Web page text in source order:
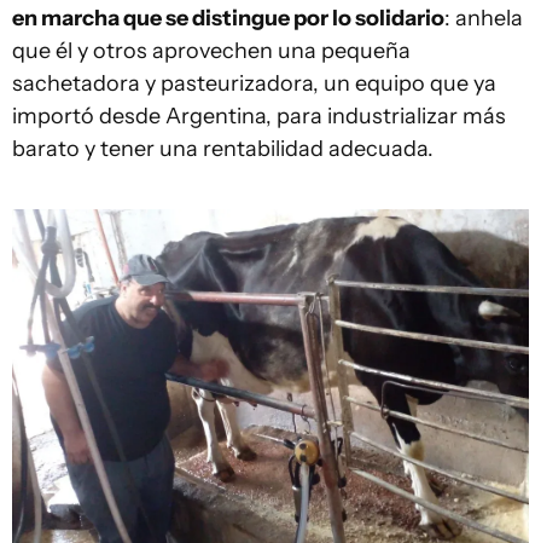
en marcha que se distingue por lo solidario: anhela
que él y otros aprovechen una pequeña
sachetadora y pasteurizadora, un equipo que ya
importó desde Argentina, para industrializar más
barato y tener una rentabilidad adecuada.